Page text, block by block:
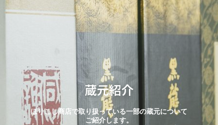
蔵元紹介
ほりこし商店で取り扱っている一部の蔵元について
ご紹介します。